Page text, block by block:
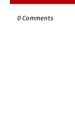
0 Comments